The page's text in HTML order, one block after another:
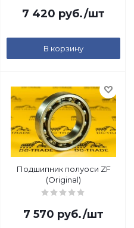
7 420 руб./шт
В корзину
Подшипник полуоси ZF
(Original)
7 570 руб./шт